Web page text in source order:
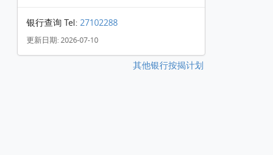
银行查询 Tel:27102288
更新日期: 2026-07-10
其他银行按揭计划